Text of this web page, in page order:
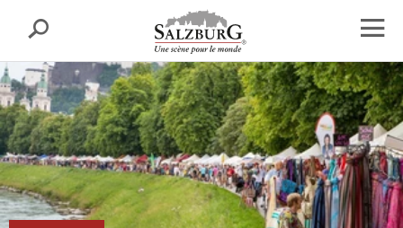
sr.skipnav.Zum
Inhalt
springen
sr.skipnav.Zum
Hauptmenü
springen
sr.skipnav.Zu
den
Kontaktinformationen
Recherche
la